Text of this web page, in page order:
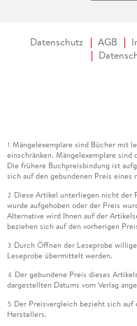
Datenschutz AGB
1 Mängelexemplare sind Bücher mit
einschränken. Mängelexemplare
Die frühere Buchpreisbindung ist
sich auf den gebundenen Preis eines
2 Diese Artikel unterliegen nicht der
wurde aufgehoben oder der Preis
Alternative wird Ihnen auf der
beziehen sich auf den vorherigen
3 Durch Öffnen der Leseprobe
Leseprobe übermittelt werden.
4 Der gebundene Preis dieses
dargestellten Datums vom Verlag
5 Der Preisvergleich bezieht sich
Herstellers.